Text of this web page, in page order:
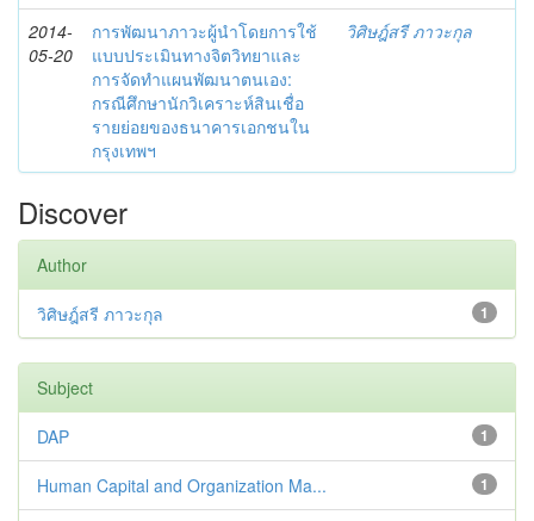
2014-
05-20
การพัฒนาภาวะผู้นำโดยการใช้
แบบประเมินทางจิตวิทยาและ
การจัดทำแผนพัฒนาตนเอง:
กรณีศึกษานักวิเคราะห์สินเชื่อ
รายย่อยของธนาคารเอกชนใน
กรุงเทพฯ
วิศิษฎ์สรี ภาวะกุล
Discover
Author
1
วิศิษฎ์สรี ภาวะกุล
Subject
1
DAP
1
Human Capital and Organization Ma...